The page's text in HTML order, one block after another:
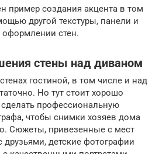
пример создания акцента в том
другой текстуры, панели и
оформлении стен.
стены над диваном
гостиной, в том числе и над
Но тут стоит хорошо
профессиональную
чтобы снимки хозяев дома
Сюжеты, привезенные с мест
друзьями, детские фотографии